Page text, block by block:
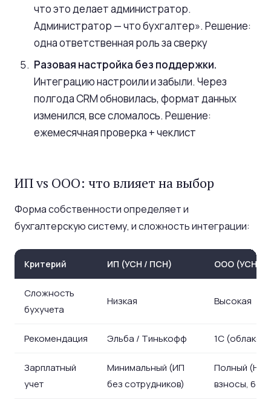
что это делает администратор.
Администратор — что бухгалтер». Решение:
одна ответственная роль за сверку
Разовая настройка без поддержки.
Интеграцию настроили и забыли. Через
полгода CRM обновилась, формат данных
изменился, все сломалось. Решение:
ежемесячная проверка + чеклист
ИП vs ООО: что влияет на выбор
Форма собственности определяет и
бухгалтерскую систему, и сложность интеграции:
Критерий ИП (УСН / ПСН) ООО (УСН /
Сложность
бухучета
Низкая Высокая
Рекомендация Эльба / Тинькофф 1С (облако)
Зарплатный
учет
Минимальный (ИП
без сотрудников)
Полный
взносы, 6-